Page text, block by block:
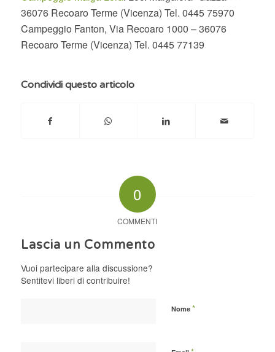
36076 Recoaro Terme (Vicenza) Tel. 0445 75970
Campeggio Fanton, Via Recoaro 1000 – 36076
Recoaro Terme (Vicenza) Tel. 0445 77139
Condividi questo articolo
0
COMMENTI
Lascia un Commento
Vuoi partecipare alla discussione?
Sentitevi liberi di contribuire!
Nome *